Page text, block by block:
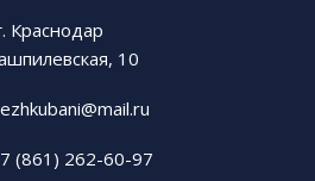
Краснодар
10
(861) 262-60-97